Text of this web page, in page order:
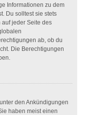
Informationen zu dem
Du solltest sie stets
jeder Seite des
ab, ob du
Die Berechtigungen
den Ankündigungen
haben meist einen